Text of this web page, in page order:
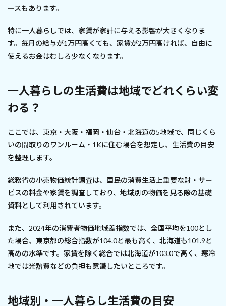
ースもあります。
特に一人暮らしでは、家賃が家計に与える影響が大きくなりま
す。毎月の給与が1万円高くても、家賃が2万円高ければ、自由に
使えるお金はむしろ少なくなります。
一人暮らしの生活費は地域でどれくらい変
わる？
ここでは、東京・大阪・福岡・仙台・北海道の5地域で、同じくら
いの間取りのワンルーム・1Kに住む場合を想定し、生活費の目安
を整理します。
総務省の小売物価統計調査は、国民の消費生活上重要な財・サー
ビスの料金や家賃を調査しており、地域別の物価を見る際の基礎
資料として利用されています。
また、2024年の消費者物価地域差指数では、全国平均を100とし
た場合、東京都の総合指数が104.0と最も高く、北海道も101.9と
高めの水準です。家賃を除く総合では北海道が103.0で高く、寒冷
地では光熱費などの負担も意識したいところです。
地域別・一人暮らし生活費の目安